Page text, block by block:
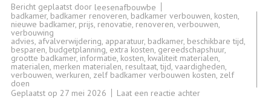
Bericht geplaatst door leesenafbouwbe
badkamer, badkamer renoveren, badkamer verbouwen, kosten,
nieuwe badkamer, prijs, renovatie, renoveren, verbouwen,
verbouwing
advies, afvalverwijdering, apparatuur, badkamer, beschikbare tijd,
besparen, budgetplanning, extra kosten, gereedschapshuur,
grootte badkamer, informatie, kosten, kwaliteit materialen,
materialen, merken materialen, resultaat,tijd, vaardigheden,
verbouwen, werkuren, zelf badkamer verbouwen kosten, zelf
doen
Geplaatst op 27 mei 2026 Laat een reactie achterop